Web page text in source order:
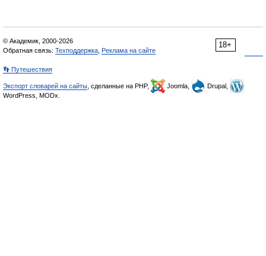
18+
© Академик, 2000-2026
Обратная связь: Техподдержка Реклама на сайте
👣 Путешествия
Экспорт словарей на сайты , сделанные на PHP, Joomla,
Drupal,
WordPress, MODx.